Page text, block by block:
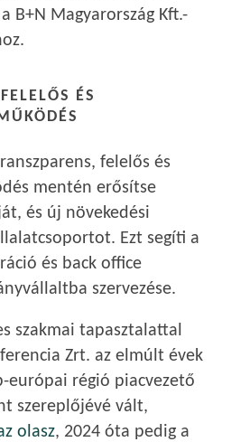
B+N Magyarország Kft.-
ÉS
felelős és
mentén erősítse
és új növekedési
Ezt segíti a
és back office
szervezése.
szakmai tapasztalattal
Zrt. az elmúlt évek
európai régió piacvezető
szereplőjévé vált,
olasz, 2024 óta pedig a